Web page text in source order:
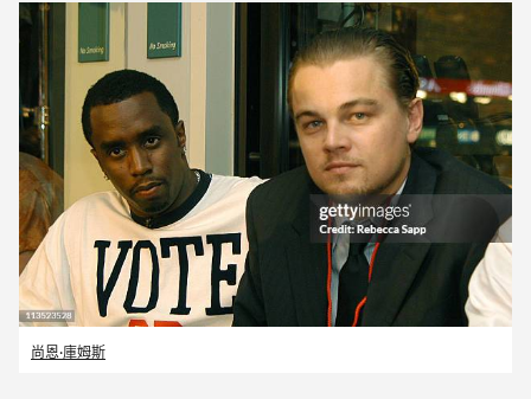
尚恩·庫姆斯